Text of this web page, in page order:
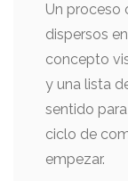
Un proceso
dispersos
concepto
y una lista
sentido
ciclo de
empezar.